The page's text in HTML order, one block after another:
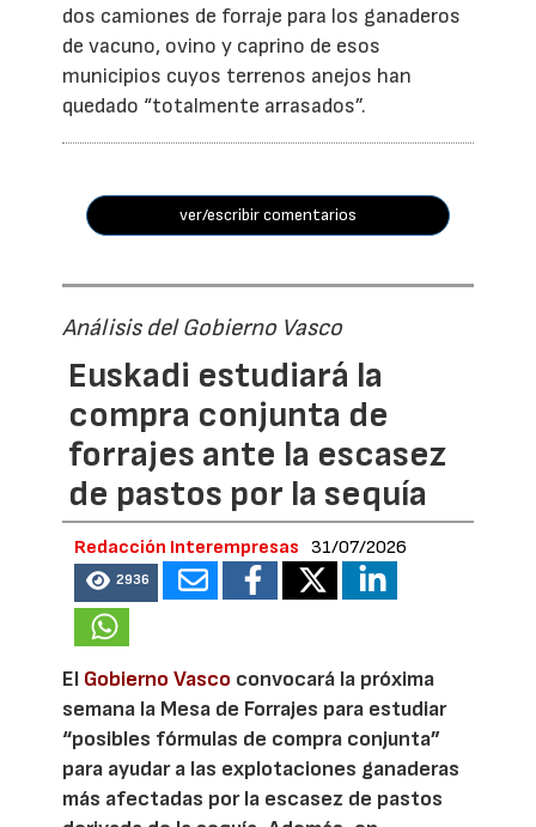
dos camiones de forraje para los ganaderos
de vacuno, ovino y caprino de esos
municipios cuyos terrenos anejos han
quedado “totalmente arrasados”.
ver/escribir comentarios
Análisis del Gobierno Vasco
Euskadi estudiará la
compra conjunta de
forrajes ante la escasez
de pastos por la sequía
Redacción Interempresas 31/07/2026
2936
El Gobierno Vasco convocará la próxima
semana la Mesa de Forrajes para estudiar
“posibles fórmulas de compra conjunta”
para ayudar a las explotaciones ganaderas
más afectadas por la escasez de pastos